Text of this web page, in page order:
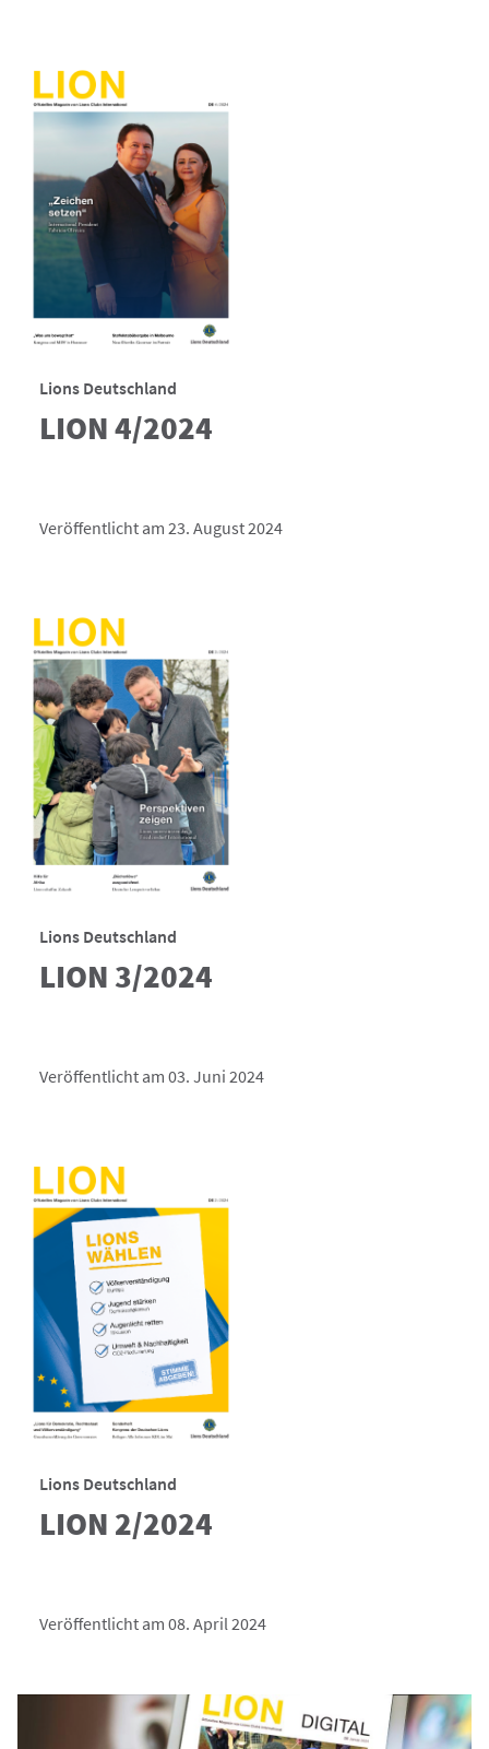
Lions Deutschland
LION 4/2024
Veröffentlicht am 23. August 2024
Lions Deutschland
LION 3/2024
Veröffentlicht am 03. Juni 2024
Lions Deutschland
LION 2/2024
Veröffentlicht am 08. April 2024